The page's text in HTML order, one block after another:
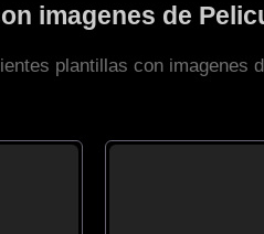
imagenes de
plantillas con imagenes